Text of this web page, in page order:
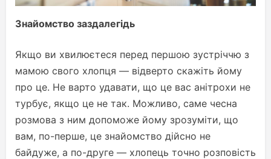
Знайомство заздалегідь
Якщо ви хвилюєтеся перед першою зустріччю з
мамою свого хлопця — відверто скажіть йому
про це. Не варто удавати, що це вас анітрохи не
турбує, якщо це не так. Можливо, саме чесна
розмова з ним допоможе йому зрозуміти, що
вам, по-перше, це знайомство дійсно не
байдуже, а по-друге — хлопець точно розповість